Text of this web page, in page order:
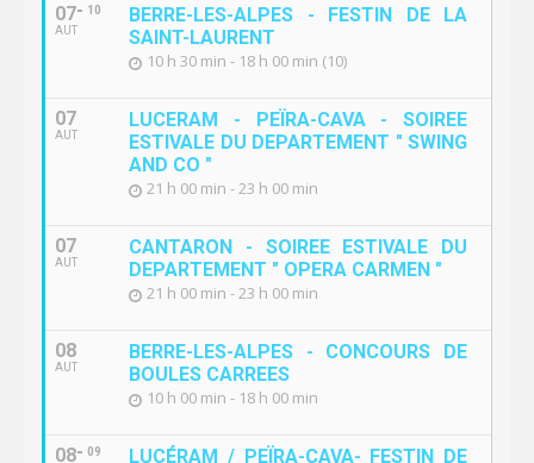
07
AUT
10
BERRE-LES-ALPES - FESTIN DE LA
SAINT-LAURENT
10 h 30 min - 18 h 00 min (10)
07
AUT
LUCERAM - PEÏRA-CAVA - SOIREE
ESTIVALE DU DEPARTEMENT " SWING
AND CO "
21 h 00 min - 23 h 00 min
07
AUT
CANTARON - SOIREE ESTIVALE DU
DEPARTEMENT " OPERA CARMEN "
21 h 00 min - 23 h 00 min
08
AUT
BERRE-LES-ALPES - CONCOURS DE
BOULES CARREES
10 h 00 min - 18 h 00 min
08 09 LUCÉRAM / PEÏRA-CAVA- FESTIN DE